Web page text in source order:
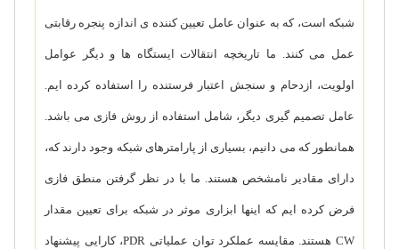
شبکه است، که به عنوان عامل تعیین کننده ی اندازه پنجره رقابتی
عمل می کنند. ما تاریخچه انتقالات ایستگاه ها و دیگر عوامل
اولویت، ازدحام و سنجش اعتبار فرستنده را استفاده کرده ایم.
عامل تصمیم گیری دیگر، شامل استفاده از روش فازی می باشد.
همانطور که می دانیم، بسیاری از پارامترهای شبکه وجود دارند که،
دارای مقادیر نامشخص هستند. ما با در نظر گرفتن منطق فازی
فرض کرده ایم که اینها ابزاری موثر در شبکه برای تعیین مقدار
CW هستند. مقایسه عملکرد توان عملیاتی PDR، کارایی پیشنهاد